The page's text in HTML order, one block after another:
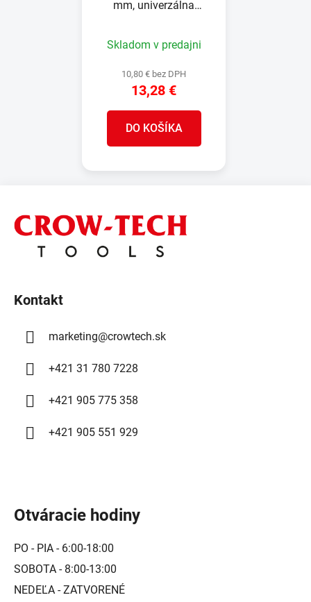
mm, univerzálna
tavnej pištole
Skladom v predajni
10,80 € bez DPH
13,28 €
DO KOŠÍKA
Kontakt
marketing@crowtech.sk
+421 31 780 7228
+421 905 775 358
+421 905 551 929
Otváracie hodiny
PO - PIA - 6:00-18:00
SOBOTA - 8:00-13:00
NEDEĽA - ZATVORENÉ